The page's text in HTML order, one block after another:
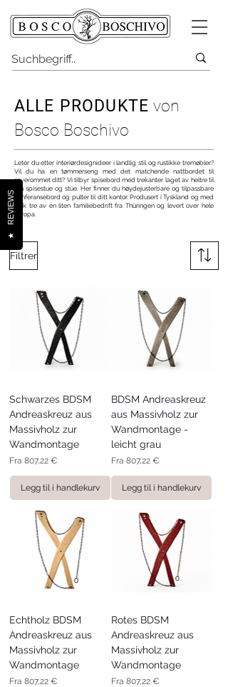
ALLE PRODUKTE von
Bosco Boschivo
Leter du etter interiørdesignideer i landlig stil og rustikke tremøbler?
Vil du ha en tømmerseng med det matchende nattbordet til
soverommet ditt? Vi tilbyr spisebord med trekanter laget av heltretil
din spisestue og stue. Her finner du høydejusterbare og tilpassbare
konferansebord og pulter til ditt kontor. Produsert i Tyskland og med
tysk tre av en liten familiebedrift fra Thüringen og levert over hele
Europa.
Filtrer
Schwarzes BDSM
Andreaskreuz aus
Massivholz zur
Wandmontage
Fra 807,22 €
Salgspris
Legg til i handlekurv
BDSM Andreaskreuz
aus Massivholz zur
Wandmontage -
leicht grau
Fra 807,22 €
Salgspris
Legg til i handlekurv
Echtholz BDSM
Andreaskreuz aus
Massivholz zur
Wandmontage
Fra 807,22 €
Salgspris
Rotes BDSM
Andreaskreuz aus
Massivholz zur
Wandmontage
Fra 807,22 €
Salgspris
★
REVIEWS